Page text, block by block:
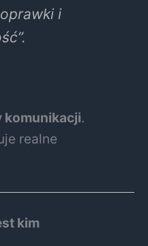
i
komunikacji.
realne
kim